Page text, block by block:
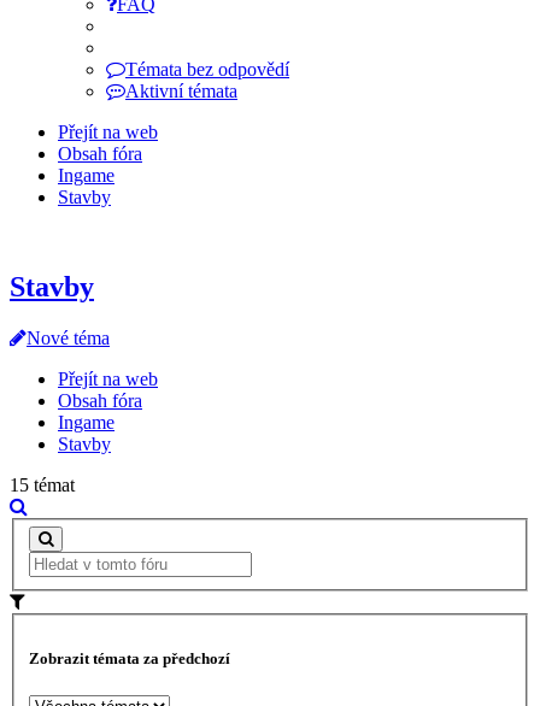
FAQ
Témata bez odpovědí
Aktivní témata
Přejít na web
Obsah fóra
Ingame
Stavby
Stavby
Nové téma
Přejít na web
Obsah fóra
Ingame
Stavby
15 témat
Zobrazit témata za předchozí